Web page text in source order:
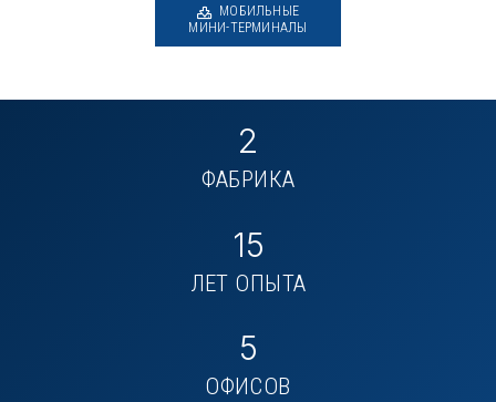
МОБИЛЬНЫЕ
МИНИ-ТЕРМИНАЛЫ
2
ФАБРИКА
15
ЛЕТ ОПЫТА
5
ОФИСОВ